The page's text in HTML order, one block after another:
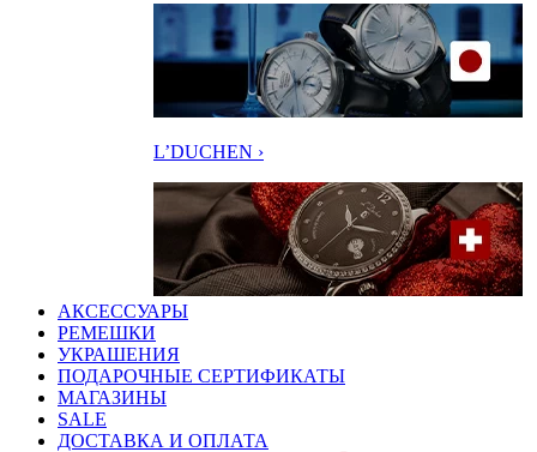
L’DUCHEN ›
АКСЕССУАРЫ
РЕМЕШКИ
УКРАШЕНИЯ
ПОДАРОЧНЫЕ СЕРТИФИКАТЫ
МАГАЗИНЫ
SALE
ДОСТАВКА И ОПЛАТА